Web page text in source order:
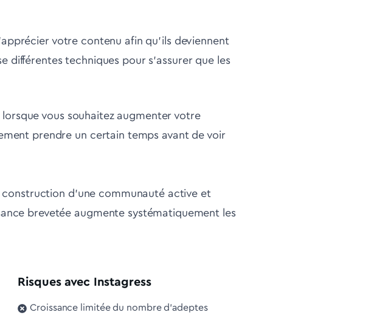
votre contenu afin qu'ils deviennent
différentes techniques pour s'assurer que les
vous souhaitez augmenter votre
prendre un certain temps avant de voir
d'une communauté active et
brevetée augmente systématiquement les
Risques avec Instagress
Croissance limitée du nombre d'adeptes